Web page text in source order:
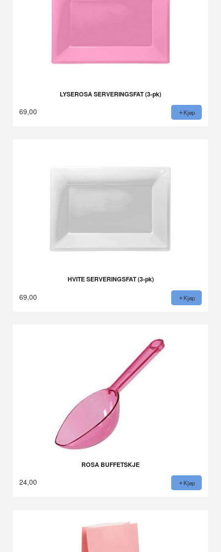
LYSEROSA SERVERINGSFAT (3-pk)
69,00 Kjøp
HVITE SERVERINGSFAT (3-pk)
69,00 Kjøp
ROSA BUFFETSKJE
24,00 Kjøp